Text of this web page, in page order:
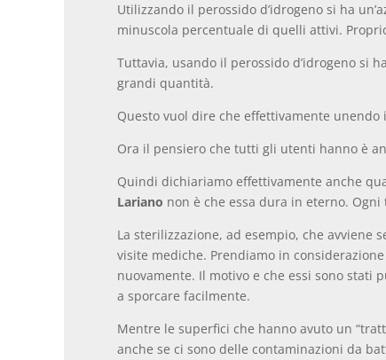
Utilizzando il perossido d’idrogeno si ha
minuscola percentuale di quelli attivi.
Tuttavia, usando il perossido d’idrogeno si
grandi quantità.
Questo vuol dire che effettivamente
Ora il pensiero che tutti gli utenti hanno è
Quindi dichiariamo effettivamente anche
Lariano non è che essa dura in eterno.
La sterilizzazione, ad esempio, che
visite mediche. Prendiamo in
nuovamente. Il motivo e che essi sono
a sporcare facilmente.
Mentre le superfici che hanno avuto un
anche se ci sono delle contaminazioni da